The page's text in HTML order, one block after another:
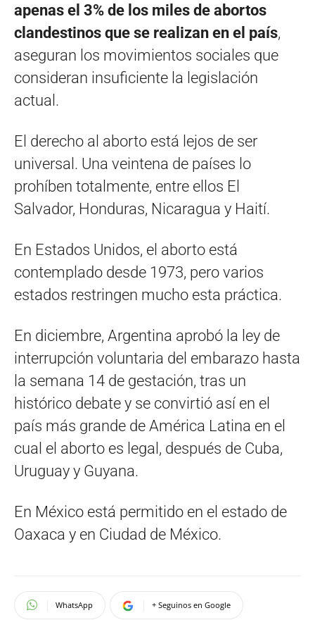
apenas el 3% de los miles de abortos
clandestinos que se realizan en el país,
aseguran los movimientos sociales que
consideran insuficiente la legislación
actual.
El derecho al aborto está lejos de ser
universal. Una veintena de países lo
prohíben totalmente, entre ellos El
Salvador, Honduras, Nicaragua y Haití.
En Estados Unidos, el aborto está
contemplado desde 1973, pero varios
estados restringen mucho esta práctica.
En diciembre, Argentina aprobó la ley de
interrupción voluntaria del embarazo hasta
la semana 14 de gestación, tras un
histórico debate y se convirtió así en el
país más grande de América Latina en el
cual el aborto es legal, después de Cuba,
Uruguay y Guyana.
En México está permitido en el estado de
Oaxaca y en Ciudad de México.
WhatsApp + Seguinos en Google